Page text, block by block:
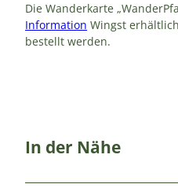
Die Wanderkarte
Information Wingst
bestellt werden.
In der Nähe